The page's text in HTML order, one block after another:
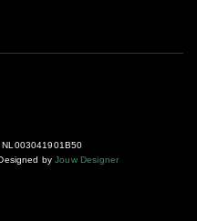
byJouw Designer